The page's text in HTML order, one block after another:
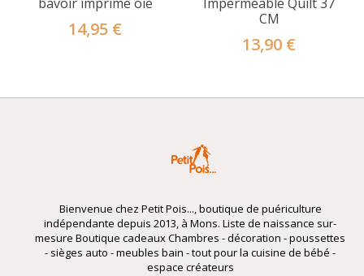
14,95 €
CM
13,90 €
Bienvenue chez Petit Pois..., boutique de puériculture
indépendante depuis 2013, à Mons. Liste de naissance sur-
mesure Boutique cadeaux Chambres - décoration - poussettes
- sièges auto - meubles bain - tout pour la cuisine de bébé -
espace créateurs